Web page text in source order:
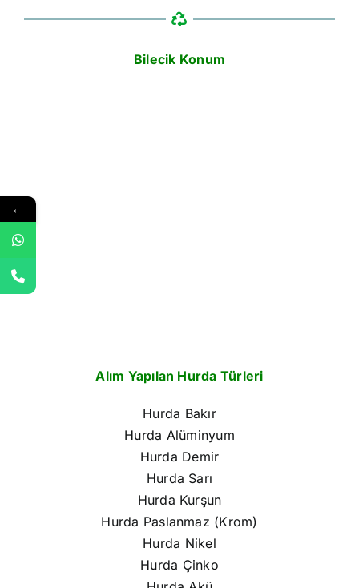
Bilecik Konum
Alım Yapılan Hurda Türleri
Hurda Bakır
Hurda Alüminyum
Hurda Demir
Hurda Sarı
Hurda Kurşun
Hurda Paslanmaz (Krom)
Hurda Nikel
Hurda Çinko
←